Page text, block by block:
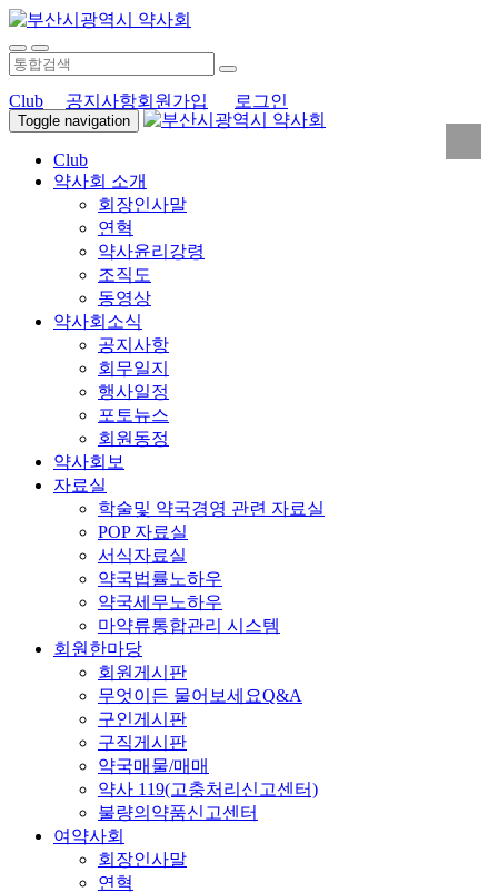
Club 공지사항회원가입 로그인
Toggle navigation
Club
약사회 소개
회장인사말
연혁
약사윤리강령
조직도
동영상
약사회소식
공지사항
회무일지
행사일정
포토뉴스
회원동정
약사회보
자료실
학술및 약국경영 관련 자료실
POP 자료실
서식자료실
약국법률노하우
약국세무노하우
마약류통합관리 시스템
회원한마당
회원게시판
무엇이든 물어보세요Q&A
구인게시판
구직게시판
약국매물/매매
약사 119(고충처리신고센터)
불량의약품신고센터
여약사회
회장인사말
연혁